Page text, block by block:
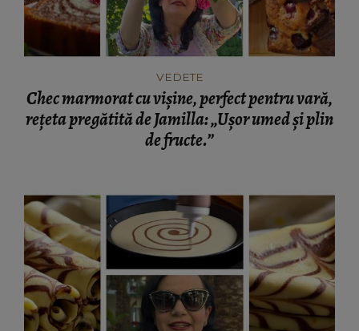
VEDETE
Chec marmorat cu vișine, perfect pentru vară,
rețeta pregătită de Jamilla: „Ușor umed și plin
de fructe.”